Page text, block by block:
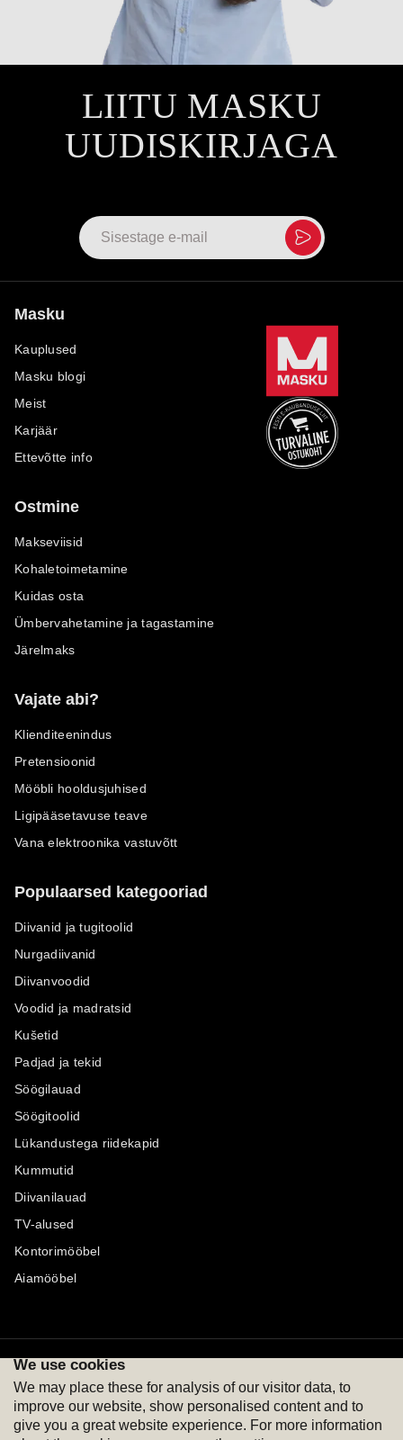
LIITU MASKU
UUDISKIRJAGA
Masku
Kauplused
Masku blogi
Meist
Karjäär
Ettevõtte info
Ostmine
Makseviisid
Kohaletoimetamine
Kuidas osta
Ümbervahetamine ja tagastamine
Järelmaks
Vajate abi?
Klienditeenindus
Pretensioonid
Mööbli hooldusjuhised
Ligipääsetavuse teave
Vana elektroonika vastuvõtt
Populaarsed kategooriad
Diivanid ja tugitoolid
Nurgadiivanid
Diivanvoodid
Voodid ja madratsid
Kušetid
Padjad ja tekid
Söögilauad
Söögitoolid
Lükandustega riidekapid
Kummutid
Diivanilauad
TV-alused
Kontorimööbel
Aiamööbel
Maksevõimalused
We use cookies
We may place these for analysis of our visitor data, to
improve our website, show personalised content and to
give you a great website experience. For more information